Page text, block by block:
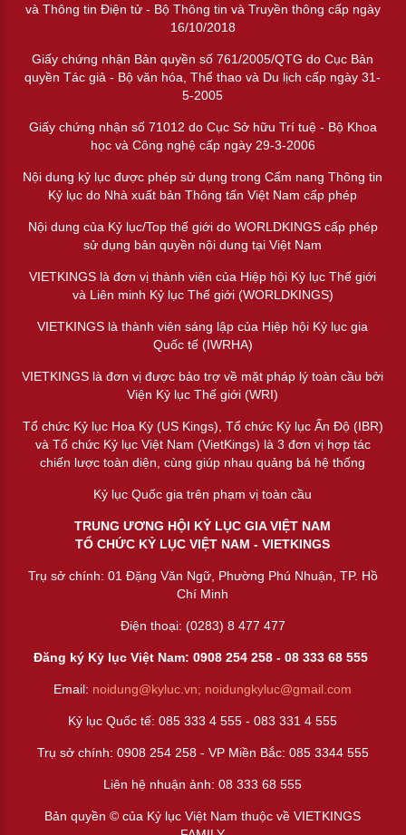
và Thông tin Điện tử - Bộ Thông tin và Truyền thông cấp ngày
16/10/2018
Giấy chứng nhận Bản quyền số 761/2005/QTG do Cục Bản
quyền Tác giả - Bộ văn hóa, Thể thao và Du lịch cấp ngày 31-
5-2005
Giấy chứng nhận số 71012 do Cục Sở hữu Trí tuệ - Bộ Khoa
học và Công nghệ cấp ngày 29-3-2006
Nội dung kỷ lục được phép sử dụng trong Cẩm nang Thông tin
Kỷ lục do Nhà xuất bản Thông tấn Việt Nam cấp phép
Nội dung của Kỷ lục/Top thế giới do WORLDKINGS cấp phép
sử dụng bản quyền nội dung tại Việt Nam
VIETKINGS là đơn vị thành viên của Hiệp hội Kỷ lục Thế giới
và Liên minh Kỷ lục Thế giới (WORLDKINGS)
VIETKINGS là thành viên sáng lập của Hiệp hội Kỷ lục gia
Quốc tế (IWRHA)
VIETKINGS là đơn vị được bảo trợ về mặt pháp lý toàn cầu bởi
Viện Kỷ lục Thế giới (WRI)
Tổ chức Kỷ lục Hoa Kỳ (US Kings), Tổ chức Kỷ lục Ấn Độ (IBR)
và Tổ chức Kỷ lục Việt Nam (VietKings) là 3 đơn vị hợp tác
chiến lược toàn diện, cùng giúp nhau quảng bá hệ thống
Kỷ lục Quốc gia trên phạm vị toàn cầu
TRUNG ƯƠNG HỘI KỶ LỤC GIA VIỆT NAM
TỔ CHỨC KỶ LỤC VIỆT NAM - VIETKINGS
Trụ sở chính: 01 Đặng Văn Ngữ, Phường Phú Nhuận, TP. Hồ
Chí Minh
Điện thoại: (0283) 8 477 477
Đăng ký Kỷ lục Việt Nam: 0908 254 258 -08 333 68 555
Email: noidung@kyluc.vn; noidungkyluc@gmail.com
Kỷ lục Quốc tế: 085 333 4 555 - 083 331 4 555
Trụ sở chính: 0908 254 258 - VP Miền Bắc: 085 3344 555
Liên hệ nhuận ảnh:08 333 68 555
Bản quyền © của Kỷ lục Việt Nam thuộc về VIETKINGS